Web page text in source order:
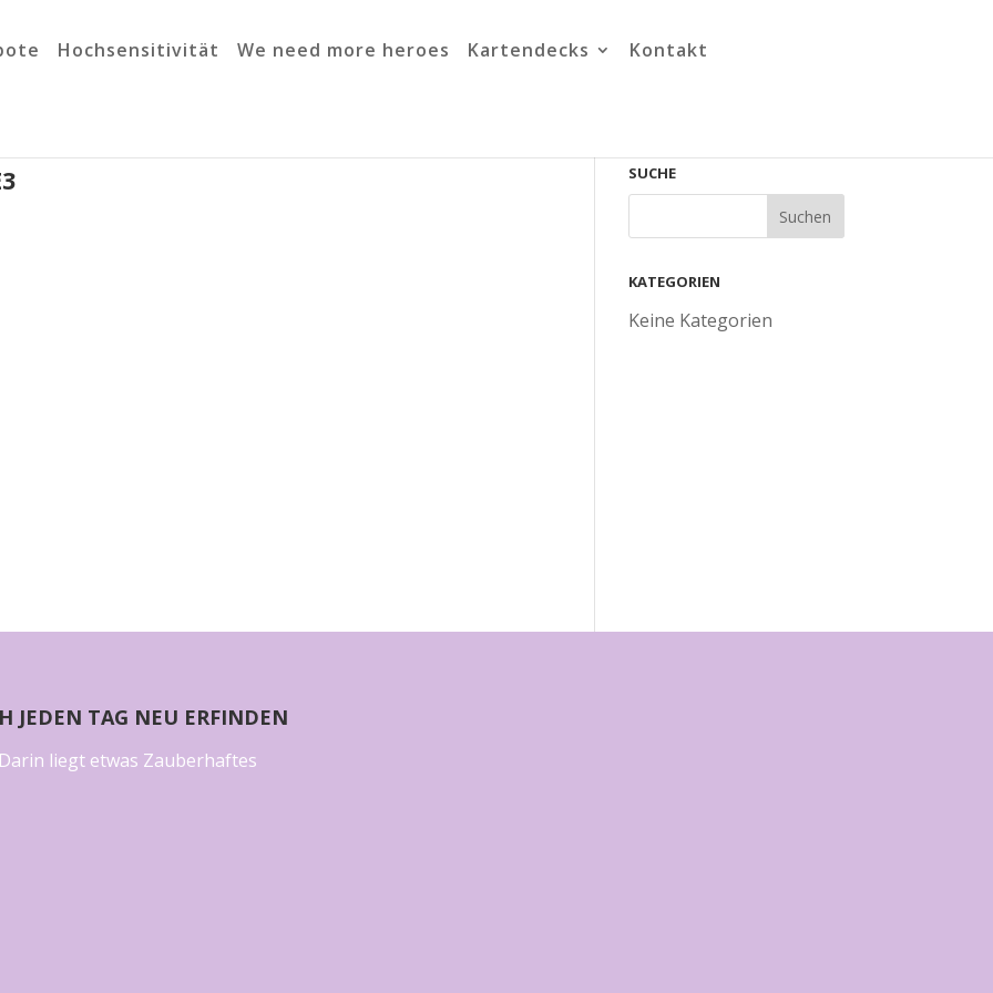
Hochsensitivität We need more heroes Kartendecks Kontakt
SUCHE
KATEGORIEN
Keine Kategorien
JEDEN TAG NEU ERFINDEN
liegt etwas Zauberhaftes